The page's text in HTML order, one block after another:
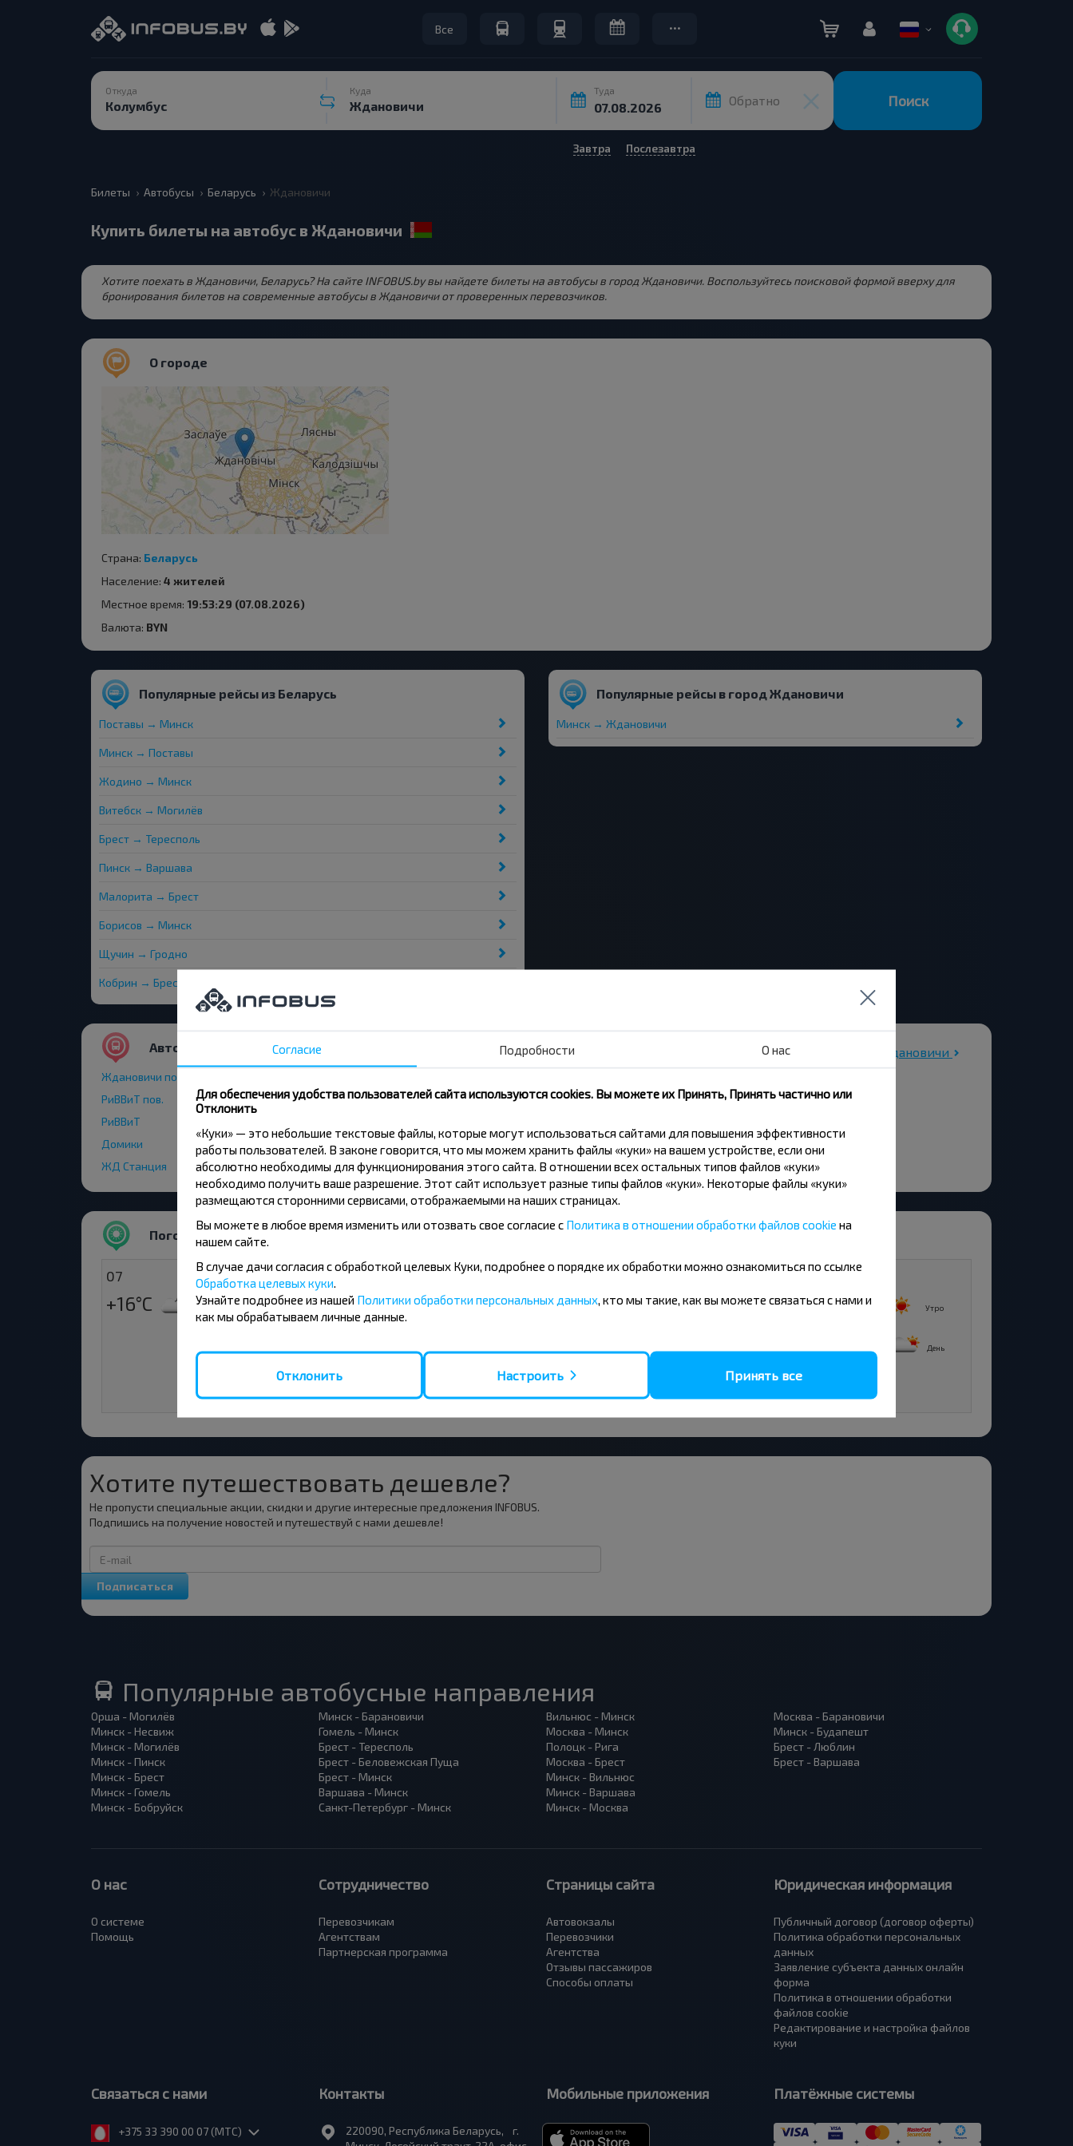
Все
Откуда Куда Туда
Обратно Поиск
Завтра Послезавтра
Билеты Автобусы Беларусь Ждановичи
Купить билеты на автобус в Ждановичи
Хотите поехать в Ждановичи, Беларусь? На сайте INFOBUS.by вы найдете билеты на автобусы в город Ждановичи. Воспользуйтесь поисковой формой вверху для
бронирования билетов на современные автобусы в Ждановичи от проверенных перевозчиков.
О городе
Страна: Беларусь
Население: 4 жителей
Местное время: 19:53:29 (07.08.2026)
Валюта: BYN
Популярные рейсы из Беларусь
Поставы → Минск
Минск → Поставы
Жодино → Минск
Витебск → Могилёв
Брест → Тересполь
Пинск → Варшава
Малорита → Брест
Борисов → Минск
Щучин → Гродно
Кобрин → Брест
Популярные рейсы в город Ждановичи
Минск → Ждановичи
Автовокзалы и остановки Все автовокзалы Ждановичи
Ждановичи пос
РиВВиТ пов.
РиВВиТ
Домики
ЖД Станция
Парковая
Школа
Школа-Интернат
Белорусская ул.
Погода
07
+16°C Вечер
08
+15°C Утро
+15°C
09
+15°C Утро
10
+17°C Утро
+19°C
11
+17°C Утро
+15°C
12
+13°C Утро
День
Хотите путешествовать дешевле?
Не пропусти специальные акции, скидки и другие интересные предложения INFOBUS.
Подпишись на получение новостей и путешествуй с нами дешевле!
Подписаться
Популярные автобусные направления
Орша - Могилёв
Минск - Несвиж
Минск - Могилёв
Минск - Пинск
Минск - Брест
Минск - Гомель
Минск - Бобруйск
Минск - Барановичи
Гомель - Минск
Брест - Тересполь
Брест - Беловежская Пуща
Брест - Минск
Варшава - Минск
Санкт-Петербург - Минск
Вильнюс - Минск
Москва - Минск
Полоцк - Рига
Москва - Брест
Минск - Вильнюс
Минск - Варшава
Минск - Москва
Москва - Барановичи
Минск - Будапешт
Брест - Люблин
Брест - Варшава
О нас
О системе
Помощь
Сотрудничество
Перевозчикам
Агентствам
Партнерская программа
Страницы сайта
Автовокзалы
Перевозчики
Агентства
Отзывы пассажиров
Способы оплаты
Юридическая информация
Публичный договор (договор оферты)
Политика обработки персональных
данных
Заявление субъекта данных онлайн
форма
Политика в отношении обработки
файлов cookie
Редактирование и настройка файлов
куки
Связаться с нами
+375 33 390 00 07 (МТС)
Контакты
220090, Республика Беларусь, г.
Мобильные приложения Платёжные системы
Согласие Подробности О нас
Для обеспечения удобства пользователей сайта используются cookies. Вы можете их Принять, Принять частично или
Отклонить
«Куки» — это небольшие текстовые файлы, которые могут использоваться сайтами для повышения эффективности
работы пользователей. В законе говорится, что мы можем хранить файлы «куки» на вашем устройстве, если они
абсолютно необходимы для функционирования этого сайта. В отношении всех остальных типов файлов «куки»
необходимо получить ваше разрешение. Этот сайт использует разные типы файлов «куки». Некоторые файлы «куки»
размещаются сторонними сервисами, отображаемыми на наших страницах.
Вы можете в любое время изменить или отозвать свое согласие с Политика в отношении обработки файлов cookie на
нашем сайте.
В случае дачи согласия с обработкой целевых Куки, подробнее о порядке их обработки можно ознакомиться по ссылке
Обработка целевых куки
Узнайте подробнее из нашей Политики обработки персональных данных , кто мы такие, как вы можете связаться с нами и
как мы обрабатываем личные данные.
Отклонить Настроить Принять все